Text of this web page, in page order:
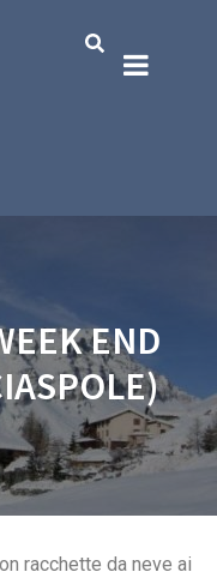
END
racchette da neve ai